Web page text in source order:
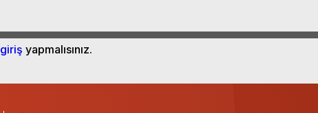
giriş yapmalısınız.